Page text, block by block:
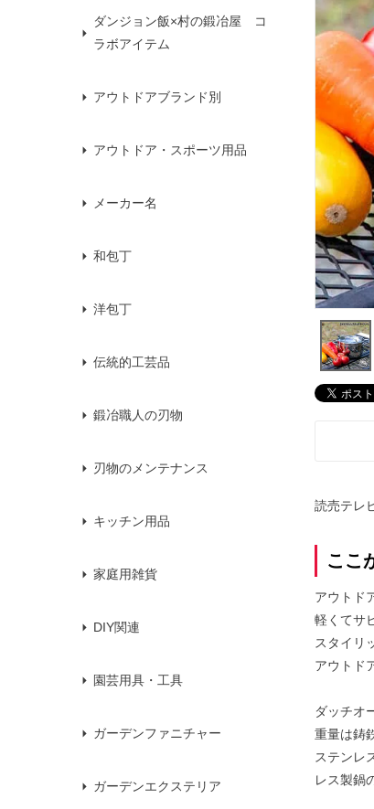
ダンジョン飯×村の鍛冶屋 コ
ラボアイテム
アウトドアブランド別
アウトドア・スポーツ用品
メーカー名
和包丁
洋包丁
伝統的工芸品
鍛冶職人の刃物
刃物のメンテナンス
キッチン用品
家庭用雑貨
DIY関連
園芸用具・工具
ガーデンファニチャー
ガーデンエクステリア
読売テレ
ここ
アウトド
軽くてサ
スタイリ
アウトド
ダッチオ
重量は鋳
ステンレ
レス製鍋